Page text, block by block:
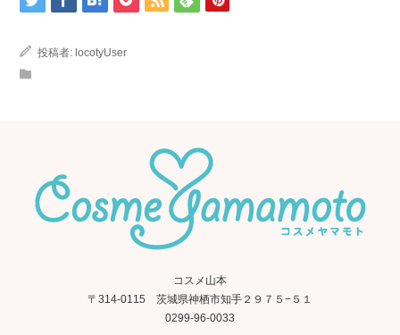
投稿者: locotyUser
コスメ山本
〒314-0115 茨城県神栖市知手２９７５−５１
0299-96-0033